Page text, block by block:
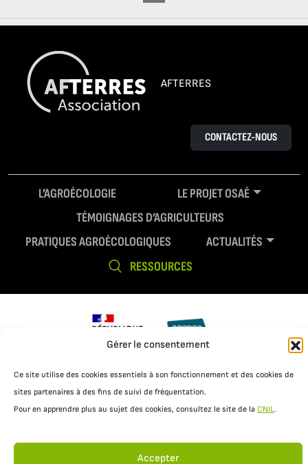
Gérer le consentement
Ce site utilise des cookies essentiels à son fonctionnement et des cookies de
sites partenaires à des fins de suivi de fréquentation.
Pour en apprendre plus au sujet des cookies, consultez le site de la CNIL.
Accepter
AFTERRES
CONTACTEZ-NOUS
L’AGROÉCOLOGIE
LE PROJET OSAÉ
TÉMOIGNAGES D’AGRICULTEURS
PRATIQUES AGROÉCOLOGIQUES
ACTUALITÉS
RESSOURCES
Mentions légales Politique de confidentialité